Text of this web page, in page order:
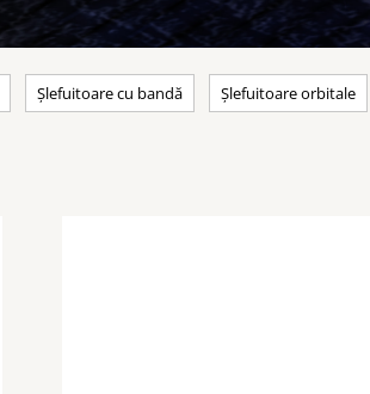
Șlefuitoare cu bandă Șlefuitoare orbitale